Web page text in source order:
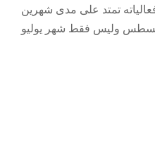
فعالياته تمتد على مدى شهرين
وليس فقط شهر يوليو